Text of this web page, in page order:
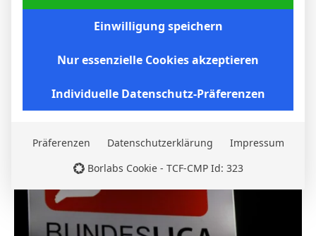
Borussia Dortmund gewinnt auch beim VfB
6. April 2026
Einwilligung speichern
Nur essenzielle Cookies akzeptieren
Individuelle Datenschutz-Präferenzen
Präferenzen Datenschutzerklärung
Impressum
Borlabs Cookie - TCF-CMP Id: 323